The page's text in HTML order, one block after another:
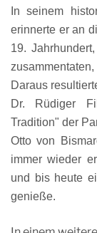
In seinem
erinnerte er an
19.
Daraus
Dr. Rüdiger
Tradition" der
Otto von
immer wieder
und bis heute
genieße.